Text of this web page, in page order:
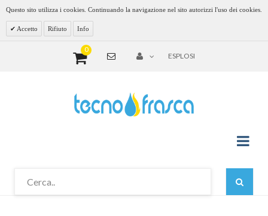
Questo sito utilizza i cookies. Continuando la navigazione nel sito autorizzi l'uso dei cookies.
Accetto Rifiuto Info
0
ESPLOSI